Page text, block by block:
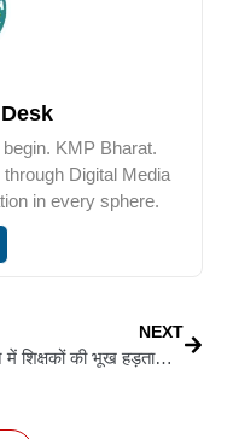
KMP Bharat.
Digital Media
in every sphere.
NEXT
सीवान में शिक्षकों की भूख हड़ताल तीसरे दिन भी जारी, 17 सूत्री मांगों को लेकर डटे हैं आंदोलनकारी